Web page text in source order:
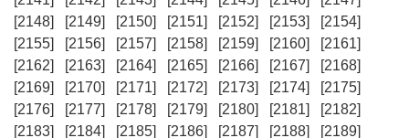
[2148]
[2149] [2150] [2151] [2152] [2153]
[2154]
[2155]
[2156] [2157] [2158] [2159] [2160]
[2161]
[2162]
[2163] [2164] [2165] [2166] [2167]
[2168]
[2169]
[2170] [2171] [2172] [2173] [2174]
[2175]
[2176]
[2177] [2178] [2179] [2180] [2181]
[2182]
[2183]
[2184] [2185] [2186] [2187] [2188]
[2189]